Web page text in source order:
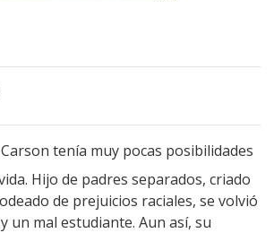
tenía muy pocas posibilidades
Hijo de padres separados, criado
de prejuicios raciales, se volvió
un mal estudiante. Aun así, su